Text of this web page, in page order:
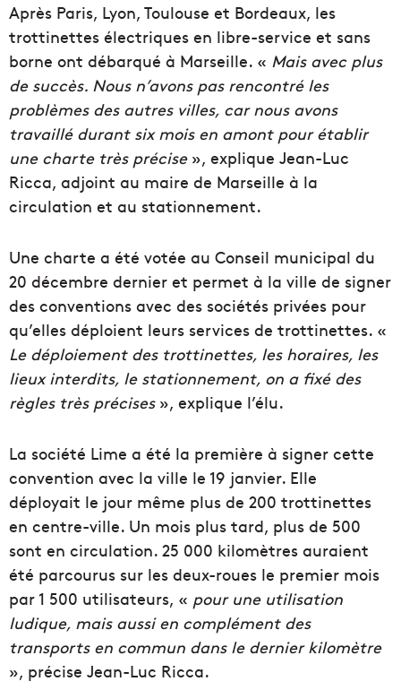
Après Paris, Lyon, Toulouse et Bordeaux, les
trottinettes électriques en libre-service et sans
borne ont débarqué à Marseille. « Mais avec plus
de succès. Nous n’avons pas rencontré les
problèmes des autres villes, car nous avons
travaillé durant six mois en amont pour établir
une charte très précise», explique Jean-Luc
Ricca, adjoint au maire de Marseille à la
circulation et au stationnement.
Une charte a été votée au Conseil municipal du
20 décembre dernier et permet à la ville de signer
des conventions avec des sociétés privées pour
qu’elles déploient leurs services de trottinettes. «
Le déploiement des trottinettes, les horaires, les
lieux interdits, le stationnement, on a fixé des
règles très précises», explique l’élu.
La société Lime a été la première à signer cette
convention avec la ville le 19 janvier. Elle
déployait le jour même plus de 200 trottinettes
en centre-ville. Un mois plus tard, plus de 500
sont en circulation. 25 000 kilomètres auraient
été parcourus sur les deux-roues le premier mois
par 1 500 utilisateurs, « pour une utilisation
ludique, mais aussi en complément des
transports en commun dans le dernier kilomètre
», précise Jean-Luc Ricca.